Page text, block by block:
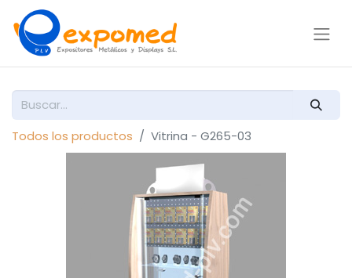
Todos los productos Vitrina - G265-03